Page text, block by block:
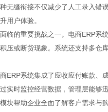
无缝衔接不仅减少了人工录入错
用户体验。
临的重要挑战之一。电商ERP
压或断货现象。系统还支持多仓
ERP系统集成了应收应付账款、
实时监控经营数据，管理层能够
块帮助企业全面了解客户需求与